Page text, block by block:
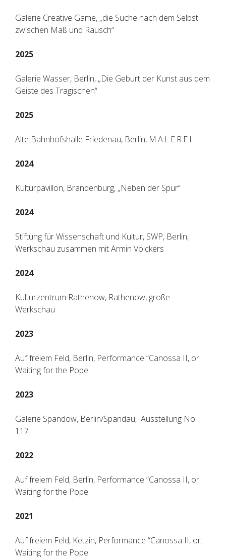
Galerie Creative Game, „die Suche nach dem Selbst
zwischen Maß und Rausch“
2025
Galerie Wasser, Berlin, „Die Geburt der Kunst aus dem
Geiste des Tragischen“
2025
Alte Bahnhofshalle Friedenau, Berlin, M:A:L:E:R:E:I
2024
Kulturpavillon, Brandenburg, „Neben der Spur“
2024
Stiftung für Wissenschaft und Kultur, SWP, Berlin,
Werkschau zusammen mit Armin Völckers
2024
Kulturzentrum Rathenow, Rathenow, große
Werkschau
2023
Auf freiem Feld, Berlin, Performance “Canossa II, or:
Waiting for the Pope
2023
Galerie Spandow, Berlin/Spandau, Ausstellung No.
117
2022
Auf freiem Feld, Berlin, Performance “Canossa II, or:
Waiting for the Pope
2021
Auf freiem Feld, Ketzin, Performance “Canossa II, or:
Waiting for the Pope